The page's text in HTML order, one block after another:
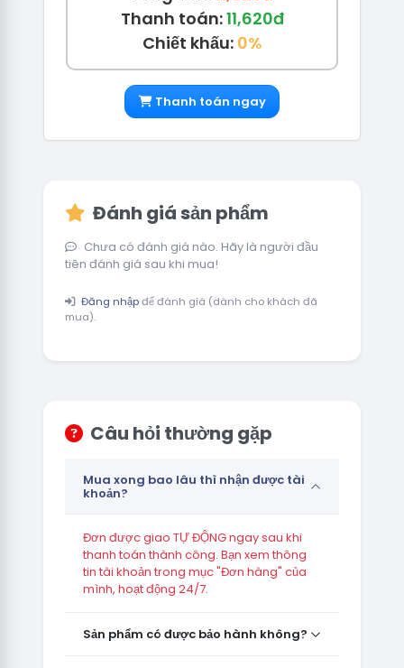
Thanh toán:11,620đ
Chiết khấu: 0%
Thanh toán ngay
Đánh giá sản phẩm
Chưa có đánh giá nào. Hãy là người đầu
tiên đánh giá sau khi mua!
Đăng nhậpđể đánh giá (dành cho khách đã
mua).
Câu hỏi thường gặp
Mua xong bao lâu thì nhận được tài
khoản?
Đơn được giao TỰ ĐỘNG ngay sau khi
thanh toán thành công. Bạn xem thông
tin tài khoản trong mục "Đơn hàng" của
mình, hoạt động 24/7.
Sản phẩm có được bảo hành không?